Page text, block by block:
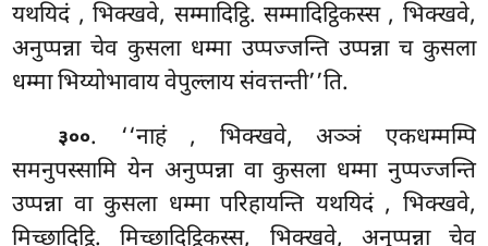
यथयिदं , भिक्खवे, सम्मादिट्ठि. सम्मादिट्ठिकस्स , भिक्खवे,
अनुप्पन्ना चेव कुसला धम्मा उप्पज्जन्ति उप्पन्ना च कुसला
धम्मा भिय्योभावाय वेपुल्लाय संवत्तन्ती’’ति.
३००. ‘‘नाहं , भिक्खवे, अञ्ञं एकधम्मम्पि
समनुपस्सामि येन अनुप्पन्ना वा कुसला धम्मा नुप्पज्जन्ति
उप्पन्ना वा कुसला धम्मा परिहायन्ति यथयिदं , भिक्खवे,
मिच्छादिट्ठि. मिच्छादिट्ठिकस्स, भिक्खवे, अनुप्पन्ना चेव